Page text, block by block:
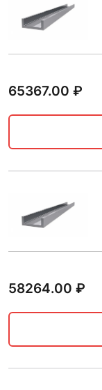
65367.00 ₽
58264.00 ₽